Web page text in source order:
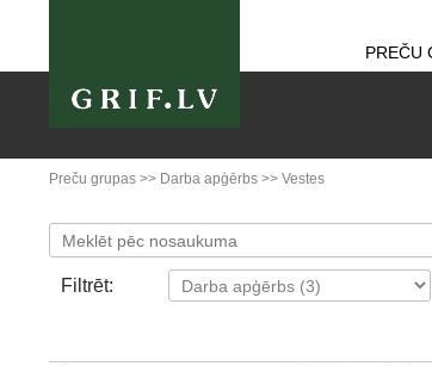
PREČU
Preču grupas >> Darba apģērbs >> Vestes
Filtrēt: